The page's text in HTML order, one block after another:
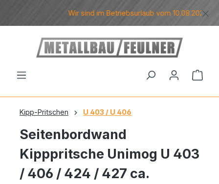
Zum Hauptinhalt springenWir sind im Betriebsurlaub vom 10.08.2026 bis
Kipp-Pritschen U 403 / U 406
Seitenbordwand
Kipppritsche Unimog U 403
/ 406 / 424 / 427 ca.